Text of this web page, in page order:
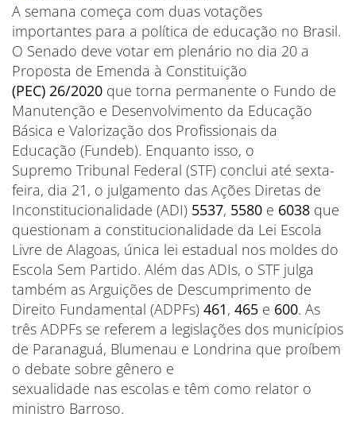
A semana começa com duas votações
importantes para a política de educação no Brasil.
O Senado deve votar em plenário no dia 20 a
Proposta de Emenda à Constituição
(PEC) 26/2020 que torna permanente o Fundo de
Manutenção e Desenvolvimento da Educação
Básica e Valorização dos Profissionais da
Educação (Fundeb). Enquanto isso, o
Supremo Tribunal Federal (STF) conclui até sexta-
feira, dia 21, o julgamento das Ações Diretas de
Inconstitucionalidade (ADI) 5537, 5580 e 6038 que
questionam a constitucionalidade da Lei Escola
Livre de Alagoas, única lei estadual nos moldes do
Escola Sem Partido. Além das ADIs, o STF julga
também as Arguições de Descumprimento de
Direito Fundamental (ADPFs) 461, 465 e 600. As
três ADPFs se referem a legislações dos municípios
de Paranaguá, Blumenau e Londrina que proíbem
o debate sobre gênero e
sexualidade nas escolas e têm como relator o
ministro Barroso.